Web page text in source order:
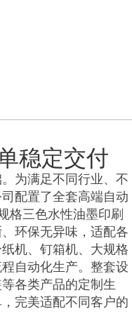
稳定交付
为满足不同行业、不
配置了全套高端自动
格三色水性油墨印刷
环保无异味，适配各
机、钉箱机、大规格
自动化生产。整套设
各类产品的定制生
完美适配不同客户的